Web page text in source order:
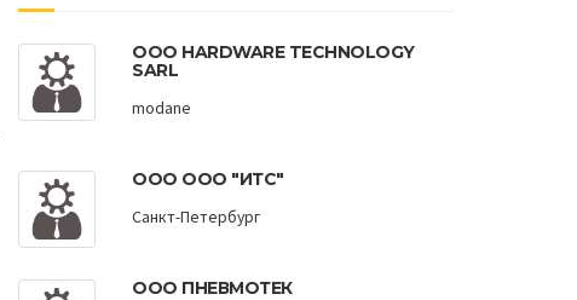
ООО HARDWARE TECHNOLOGY
SARL
modane
ООО ООО "ИТС"
Санкт-Петербург
ООО ПНЕВМОТЕК